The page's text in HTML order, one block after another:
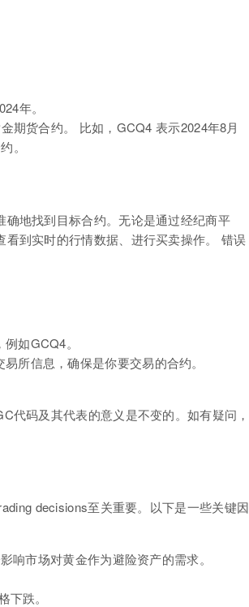
年。
期货合约。 比如，GCQ4 表示2024年8月
。
地找到目标合约。无论是通过经纪商平
到实时的行情数据、进行买卖操作。 错误
如GCQ4。
所信息，确保是你要交易的合约。
代码及其代表的意义是不变的。如有疑问，
decisions至关重要。以下是一些关键因
响市场对黄金作为避险资产的需求。
跌。